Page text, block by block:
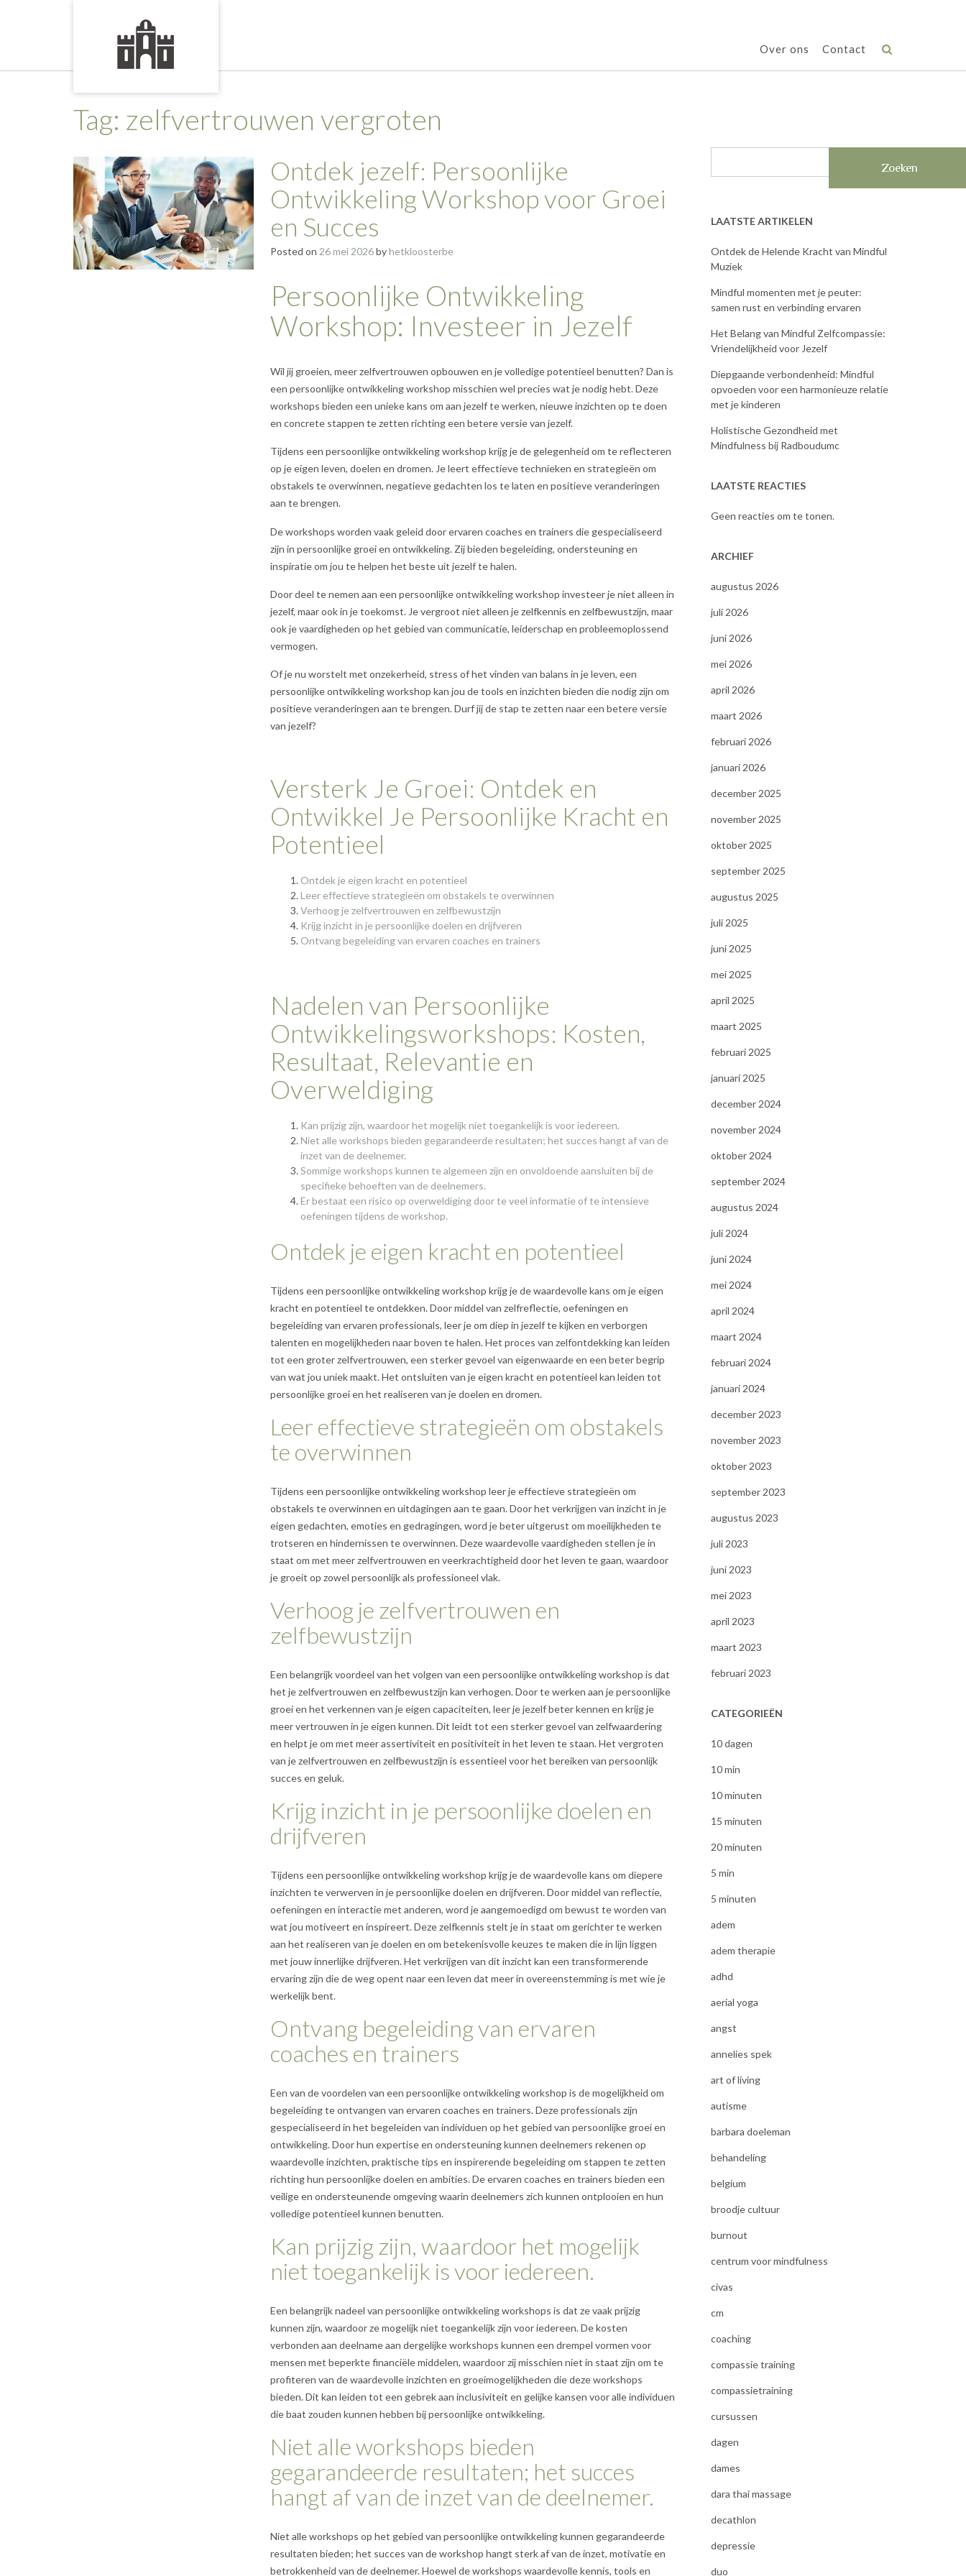
Over ons Contact
Tag: zelfvertrouwen vergroten
Ontdek jezelf: Persoonlijke
Ontwikkeling Workshop voor Groei
en Succes
Posted on 26 mei 2026byhetkloosterbe
Persoonlijke Ontwikkeling
Workshop: Investeer in Jezelf
Wil jij groeien, meer zelfvertrouwen opbouwen en je volledige potentieel benutten? Dan is
een persoonlijke ontwikkeling workshop misschien wel precies wat je nodig hebt. Deze
workshops bieden een unieke kans om aan jezelf te werken, nieuwe inzichten op te doen
en concrete stappen te zetten richting een betere versie van jezelf.
Tijdens een persoonlijke ontwikkeling workshop krijg je de gelegenheid om te reflecteren
op je eigen leven, doelen en dromen. Je leert effectieve technieken en strategieën om
obstakels te overwinnen, negatieve gedachten los te laten en positieve veranderingen
aan te brengen.
De workshops worden vaak geleid door ervaren coaches en trainers die gespecialiseerd
zijn in persoonlijke groei en ontwikkeling. Zij bieden begeleiding, ondersteuning en
inspiratie om jou te helpen het beste uit jezelf te halen.
Door deel te nemen aan een persoonlijke ontwikkeling workshop investeer je niet alleen in
jezelf, maar ook in je toekomst. Je vergroot niet alleen je zelfkennis en zelfbewustzijn, maar
ook je vaardigheden op het gebied van communicatie, leiderschap en probleemoplossend
vermogen.
Of je nu worstelt met onzekerheid, stress of het vinden van balans in je leven, een
persoonlijke ontwikkeling workshop kan jou de tools en inzichten bieden die nodig zijn om
positieve veranderingen aan te brengen. Durf jij de stap te zetten naar een betere versie
van jezelf?
Versterk Je Groei: Ontdek en
Ontwikkel Je Persoonlijke Kracht en
Potentieel
Ontdek je eigen kracht en potentieel
Leer effectieve strategieën om obstakels te overwinnen
Verhoog je zelfvertrouwen en zelfbewustzijn
Krijg inzicht in je persoonlijke doelen en drijfveren
Ontvang begeleiding van ervaren coaches en trainers
Nadelen van Persoonlijke
Ontwikkelingsworkshops: Kosten,
Resultaat, Relevantie en
Overweldiging
Kan prijzig zijn, waardoor het mogelijk niet toegankelijk is voor iedereen.
Niet alle workshops bieden gegarandeerde resultaten; het succes hangt af van de
inzet van de deelnemer.
Sommige workshops kunnen te algemeen zijn en onvoldoende aansluiten bij de
specifieke behoeften van de deelnemers.
Er bestaat een risico op overweldiging door te veel informatie of te intensieve
oefeningen tijdens de workshop.
Ontdek je eigen kracht en potentieel
Tijdens een persoonlijke ontwikkeling workshop krijg je de waardevolle kans om je eigen
kracht en potentieel te ontdekken. Door middel van zelfreflectie, oefeningen en
begeleiding van ervaren professionals, leer je om diep in jezelf te kijken en verborgen
talenten en mogelijkheden naar boven te halen. Het proces van zelfontdekking kan leiden
tot een groter zelfvertrouwen, een sterker gevoel van eigenwaarde en een beter begrip
van wat jou uniek maakt. Het ontsluiten van je eigen kracht en potentieel kan leiden tot
persoonlijke groei en het realiseren van je doelen en dromen.
Leer effectieve strategieën om obstakels
te overwinnen
Tijdens een persoonlijke ontwikkeling workshop leer je effectieve strategieën om
obstakels te overwinnen en uitdagingen aan te gaan. Door het verkrijgen van inzicht in je
eigen gedachten, emoties en gedragingen, word je beter uitgerust om moeilijkheden te
trotseren en hindernissen te overwinnen. Deze waardevolle vaardigheden stellen je in
staat om met meer zelfvertrouwen en veerkrachtigheid door het leven te gaan, waardoor
je groeit op zowel persoonlijk als professioneel vlak.
Verhoog je zelfvertrouwen en
zelfbewustzijn
Een belangrijk voordeel van het volgen van een persoonlijke ontwikkeling workshop is dat
het je zelfvertrouwen en zelfbewustzijn kan verhogen. Door te werken aan je persoonlijke
groei en het verkennen van je eigen capaciteiten, leer je jezelf beter kennen en krijg je
meer vertrouwen in je eigen kunnen. Dit leidt tot een sterker gevoel van zelfwaardering
en helpt je om met meer assertiviteit en positiviteit in het leven te staan. Het vergroten
van je zelfvertrouwen en zelfbewustzijn is essentieel voor het bereiken van persoonlijk
succes en geluk.
Krijg inzicht in je persoonlijke doelen en
drijfveren
Tijdens een persoonlijke ontwikkeling workshop krijg je de waardevolle kans om diepere
inzichten te verwerven in je persoonlijke doelen en drijfveren. Door middel van reflectie,
oefeningen en interactie met anderen, word je aangemoedigd om bewust te worden van
wat jou motiveert en inspireert. Deze zelfkennis stelt je in staat om gerichter te werken
aan het realiseren van je doelen en om betekenisvolle keuzes te maken die in lijn liggen
met jouw innerlijke drijfveren. Het verkrijgen van dit inzicht kan een transformerende
ervaring zijn die de weg opent naar een leven dat meer in overeenstemming is met wie je
werkelijk bent.
Ontvang begeleiding van ervaren
coaches en trainers
Een van de voordelen van een persoonlijke ontwikkeling workshop is de mogelijkheid om
begeleiding te ontvangen van ervaren coaches en trainers. Deze professionals zijn
gespecialiseerd in het begeleiden van individuen op het gebied van persoonlijke groei en
ontwikkeling. Door hun expertise en ondersteuning kunnen deelnemers rekenen op
waardevolle inzichten, praktische tips en inspirerende begeleiding om stappen te zetten
richting hun persoonlijke doelen en ambities. De ervaren coaches en trainers bieden een
veilige en ondersteunende omgeving waarin deelnemers zich kunnen ontplooien en hun
volledige potentieel kunnen benutten.
Kan prijzig zijn, waardoor het mogelijk
niet toegankelijk is voor iedereen.
Een belangrijk nadeel van persoonlijke ontwikkeling workshops is dat ze vaak prijzig
kunnen zijn, waardoor ze mogelijk niet toegankelijk zijn voor iedereen. De kosten
verbonden aan deelname aan dergelijke workshops kunnen een drempel vormen voor
mensen met beperkte financiële middelen, waardoor zij misschien niet in staat zijn om te
profiteren van de waardevolle inzichten en groeimogelijkheden die deze workshops
bieden. Dit kan leiden tot een gebrek aan inclusiviteit en gelijke kansen voor alle individuen
die baat zouden kunnen hebben bij persoonlijke ontwikkeling.
Niet alle workshops bieden
gegarandeerde resultaten; het succes
hangt af van de inzet van de deelnemer.
Niet alle workshops op het gebied van persoonlijke ontwikkeling kunnen gegarandeerde
resultaten bieden; het succes van de workshop hangt sterk af van de inzet, motivatie en
betrokkenheid van de deelnemer. Hoewel de workshops waardevolle kennis, tools en
Zoeken
LAATSTE ARTIKELEN
Ontdek de Helende Kracht van Mindful
Muziek
Mindful momenten met je peuter:
samen rust en verbinding ervaren
Het Belang van Mindful Zelfcompassie:
Vriendelijkheid voor Jezelf
Diepgaande verbondenheid: Mindful
opvoeden voor een harmonieuze relatie
met je kinderen
Holistische Gezondheid met
Mindfulness bij Radboudumc
LAATSTE REACTIES
Geen reacties om te tonen.
ARCHIEF
augustus 2026
juli 2026
juni 2026
mei 2026
april 2026
maart 2026
februari 2026
januari 2026
december 2025
november 2025
oktober 2025
september 2025
augustus 2025
juli 2025
juni 2025
mei 2025
april 2025
maart 2025
februari 2025
januari 2025
december 2024
november 2024
oktober 2024
september 2024
augustus 2024
juli 2024
juni 2024
mei 2024
april 2024
maart 2024
februari 2024
januari 2024
december 2023
november 2023
oktober 2023
september 2023
augustus 2023
juli 2023
juni 2023
mei 2023
april 2023
maart 2023
februari 2023
CATEGORIEËN
10 dagen
10 min
10 minuten
15 minuten
20 minuten
5 min
5 minuten
adem
adem therapie
adhd
aerial yoga
angst
annelies spek
art of living
autisme
barbara doeleman
behandeling
belgium
broodje cultuur
burnout
centrum voor mindfulness
civas
cm
coaching
compassie training
compassietraining
cursussen
dagen
dames
dara thai massage
decathlon
depressie
duo